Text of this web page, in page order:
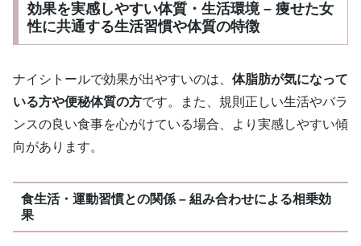
効果を実感しやすい体質・生活環境 – 痩せた女
性に共通する生活習慣や体質の特徴
ナイシトールで効果が出やすいのは、 体脂肪が気になって
いる方や便秘体質の方です。また、規則正しい生活やバラ
ンスの良い食事を心がけている場合、より実感しやすい傾
向があります。
食生活・運動習慣との関係 – 組み合わせによる相乗効
果